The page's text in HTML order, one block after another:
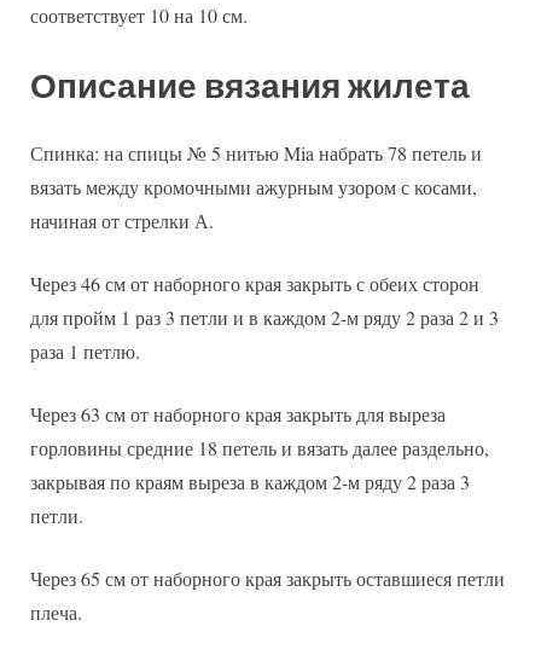
соответствует 10 на 10 см.
Описание вязания жилета
Спинка: на спицы № 5 нитью Mia набрать 78 петель и
вязать между кромочными ажурным узором с косами,
начиная от стрелки А.
Через 46 см от наборного края закрыть с обеих сторон
для пройм 1 раз 3 петли и в каждом 2-м ряду 2 раза 2 и 3
раза 1 петлю.
Через 63 см от наборного края закрыть для выреза
горловины средние 18 петель и вязать далее раздельно,
закрывая по краям выреза в каждом 2-м ряду 2 раза 3
петли.
Через 65 см от наборного края закрыть оставшиеся петли
плеча.